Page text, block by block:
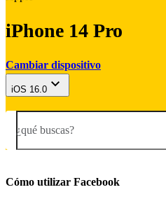
iPhone 14 Pro
Cambiar dispositivo
iOS 16.0
¿qué buscas?
Cómo utilizar Facebook